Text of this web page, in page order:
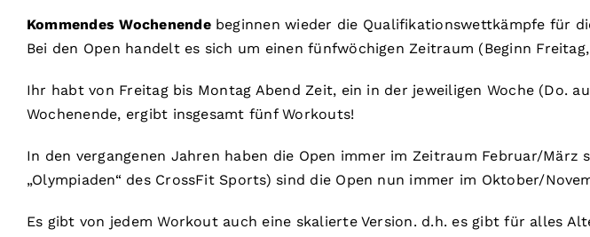
Kommendes Wochenendebeginnen wieder die Qualifikationswettkämpfe für
Bei den Open handelt es sich um einen fünfwöchigen Zeitraum (Beginn Freitag,
Ihr habt von Freitag bis Montag Abend Zeit, ein in der jeweiligen Woche (Do.
Wochenende, ergibt insgesamt fünf Workouts!
In den vergangenen Jahren haben die Open immer im Zeitraum Februar/
„Olympiaden“ des CrossFit Sports) sind die Open nun immer im Oktober/
Es gibt von jedem Workout auch eine skalierte Version. d.h. es gibt für alles